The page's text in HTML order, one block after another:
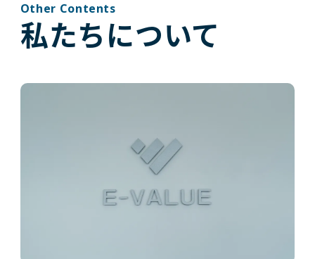
Other Contents
私たちについて